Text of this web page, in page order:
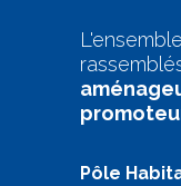
Pôle